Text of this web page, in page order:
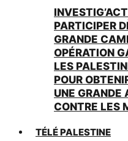
PARTICIPER
GRANDE
OPÉRATION
LES
POUR
UNE
CONTRE LES
TÉLÉ PALESTINE